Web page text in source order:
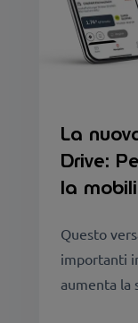
La
Drive:
la
Questo
importanti
aumenta la